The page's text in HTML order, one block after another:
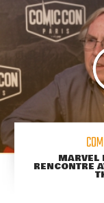
MARVEL
RENCONTRE